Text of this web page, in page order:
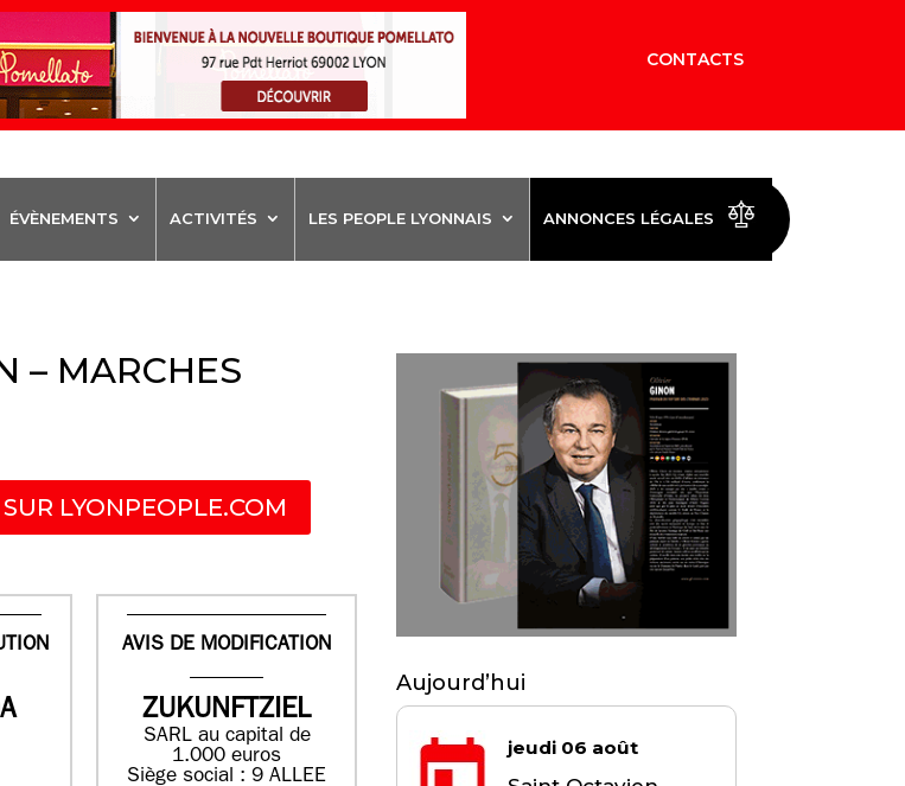
CONTACTS
ÉVÈNEMENTS ACTIVITÉS LES PEOPLE LYONNAIS ANNONCES LÉGALES
– MARCHES
LYONPEOPLE.COM
AVIS DE MODIFICATION
ZUKUNFTZIEL
SARL au capital de
1.000 euros
Siège social : 9 ALLEE
Aujourd’hui
jeudi 06 août